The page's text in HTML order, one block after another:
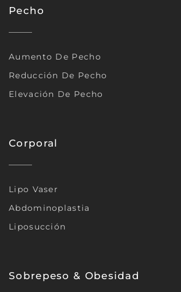
Pecho
Aumento De Pecho
Reducción De Pecho
Elevación De Pecho
Corporal
Lipo Vaser
Abdominoplastia
Liposucción
Sobrepeso & Obesidad